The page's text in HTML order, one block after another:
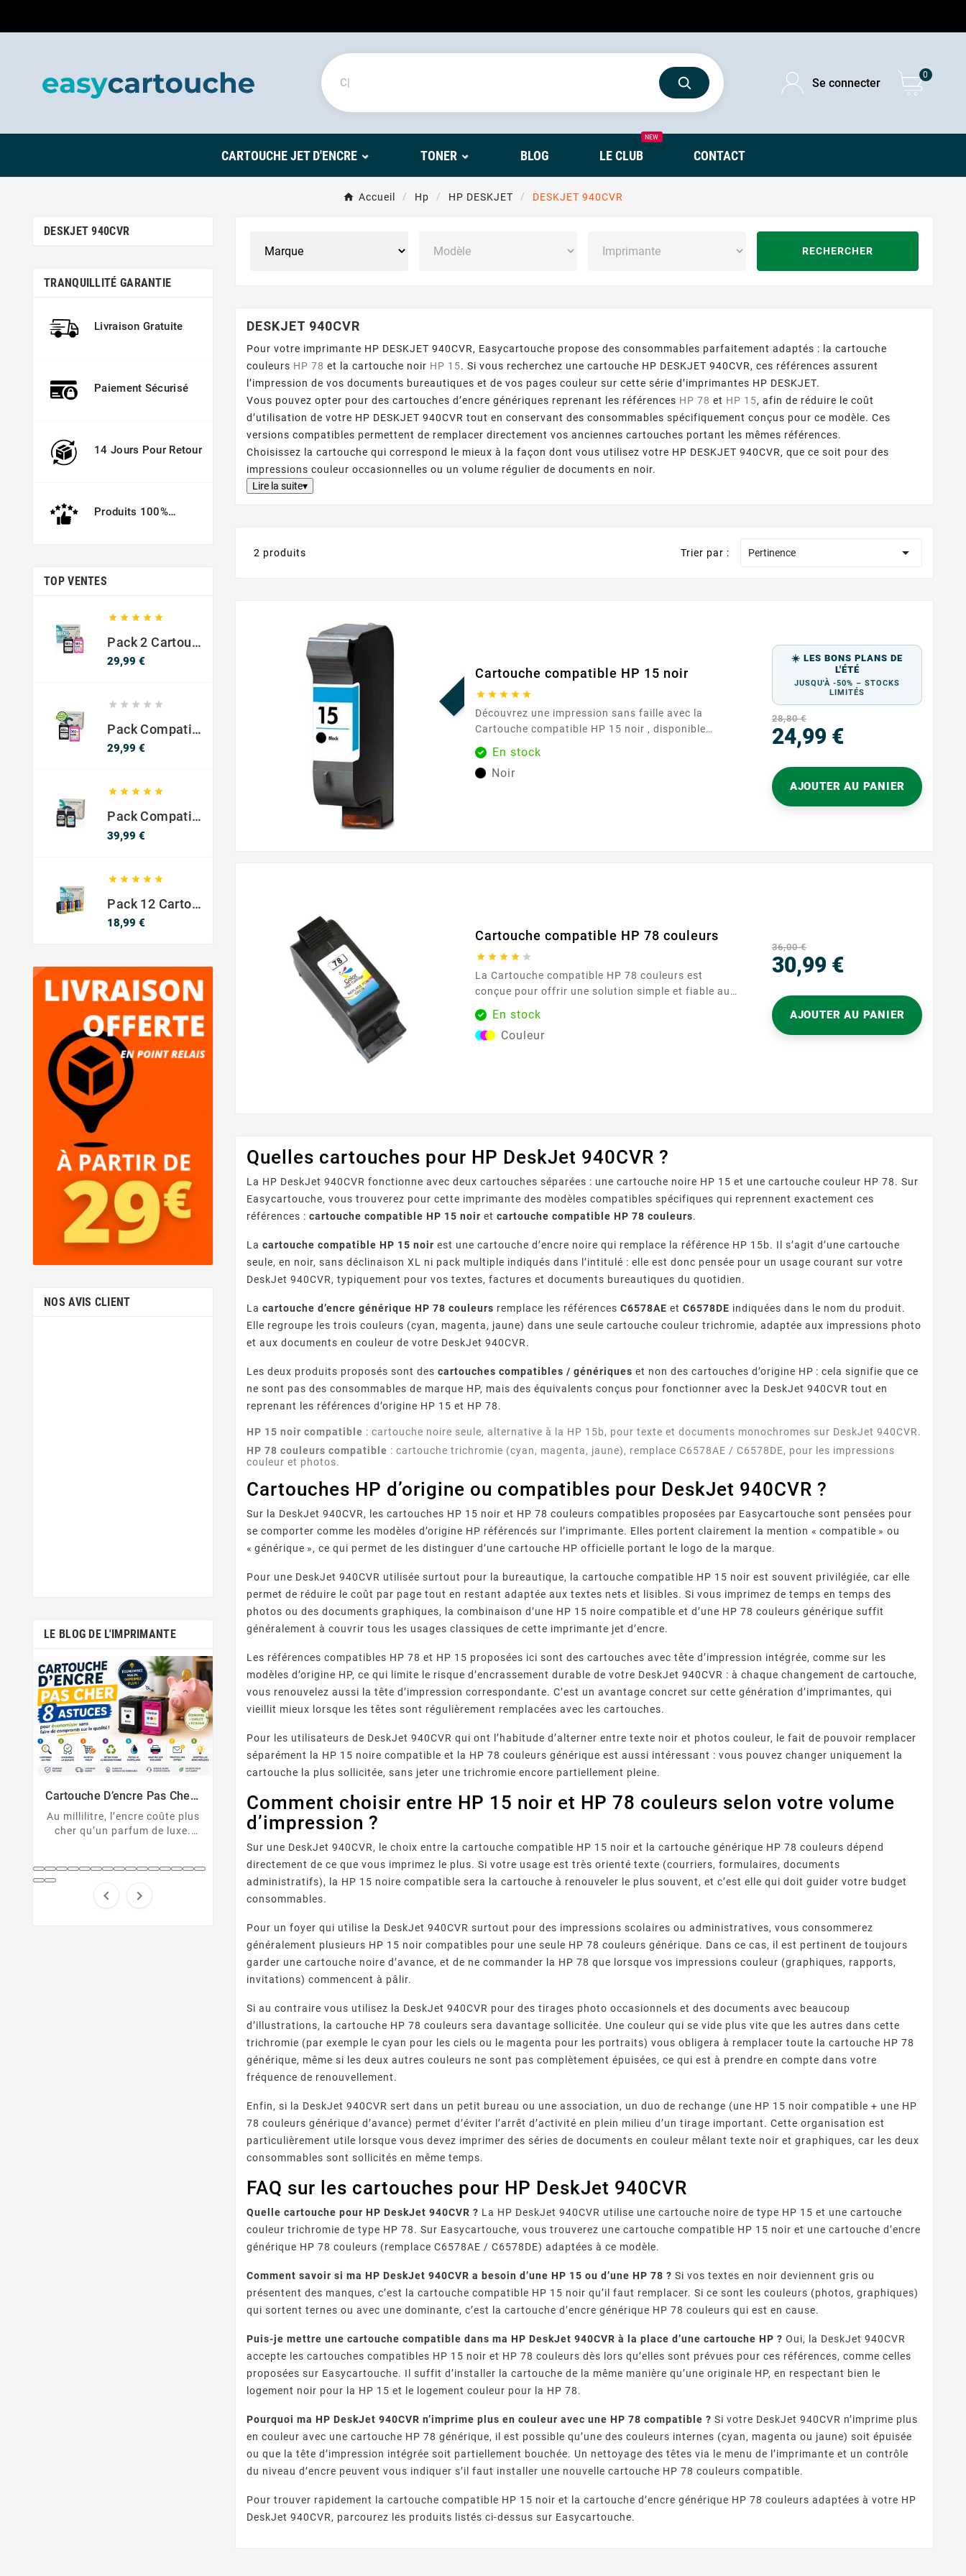
Se connecter
0
CARTOUCHE JET D'ENCRE TONER BLOG LE CLUB
NEW
CONTACT
Accueil Hp HP DESKJET DESKJET 940CVR
DESKJET 940CVR
TRANQUILLITÉ GARANTIE
Livraison Gratuite
Paiement Sécurisé
14 Jours Pour Retour
Produits 100%
TOP VENTES
    
Pack 2 Cartouches Compatible Avec HP 301 XL Noir Et Couleur
29,99 €
    
Pack Compatible Avec HP 302 XL Noir Et Couleur - SANS NIVEAU ENCRE
29,99 €
    
Pack Compatible Canon PG-540 XL / CL-541 XL – Noir & Couleur – Haute Capacité
39,99 €
    
Pack 12 Cartouches Compatible EPSON 603XL
18,99 €
NOS AVIS CLIENT
LE BLOG DE L'IMPRIMANTE
Comment Désactiver La Puce
Cartouche HP non reconnue ?
désactiver la protection des
cartouches HP et contourner
Messages D’erreur Fréquents
Sur Imprimante Canon :
Solutions Et Dépannage
cartouche non reconnue…
Décryptez les messages
d'erreur de votre imprimante
Canon et résolvez chaque
code pas à pas.
Imprimante Epson : Que
Faire Face Au Message «
Cartouche Non Reconnue » ?
affiche « cartouche non
piège des mises à jour
firmware et ...
Quels Fournisseurs
Garantissent Une Qualité
D’impression Optimale Avec
Leurs Cartouches
fournisseur de cartouches
normes ISO/STMC, avis
vérifiés et stock ...
Cartouches D’encre
Compatibles ?
cartouches compatibles
premium, certifications,
garanties 1 à 2 ans et ...
 
RECHERCHER
DESKJET 940CVR
Pour votre imprimante HP DESKJET 940CVR, Easycartouche propose des consommables parfaitement adaptés : la cartouche
couleurs HP 78 et la cartouche noir HP 15. Si vous recherchez une cartouche HP DESKJET 940CVR, ces références assurent
l’impression de vos documents bureautiques et de vos pages couleur sur cette série d’imprimantes HP DESKJET.
Vous pouvez opter pour des cartouches d’encre génériques reprenant les références HP 78 et HP 15, afin de réduire le coût
d’utilisation de votre HP DESKJET 940CVR tout en conservant des consommables spécifiquement conçus pour ce modèle. Ces
versions compatibles permettent de remplacer directement vos anciennes cartouches portant les mêmes références.
Choisissez la cartouche qui correspond le mieux à la façon dont vous utilisez votre HP DESKJET 940CVR, que ce soit pour des
impressions couleur occasionnelles ou un volume régulier de documents en noir.
Lire la suite▾
2 produits Trier par : Pertinence 
PROMO !
Cartouche compatible HP 15 noir
    
Découvrez une impression sans faille avec la
Cartouche compatible HP 15 noir , disponible
exclusivement chez Easycartouche. Cette
cartouche d'encre de haute qualité est conçue pour
répondre à vos besoins d'impression quotidiens,
En stock
Noir
☀️ LES BONS PLANS DE
L'ÉTÉ
JUSQU'À -50% – STOCKS
LIMITÉS
28,80 €
24,99 €
AJOUTER AU PANIER
Cartouche compatible HP 78 couleurs
    
La Cartouche compatible HP 78 couleurs est
conçue pour offrir une solution simple et fiable aux
utilisateurs d’imprimantes utilisant la référence HP
78 . Facile à installer, elle s’insère en quelques
gestes et permet de reprendre l’impression sans
En stock
Couleur
36,00 €
30,99 €
AJOUTER AU PANIER
Quelles cartouches pour HP DeskJet 940CVR ?
La HP DeskJet 940CVR fonctionne avec deux cartouches séparées : une cartouche noire HP 15 et une cartouche couleur HP 78. Sur
Easycartouche, vous trouverez pour cette imprimante des modèles compatibles spécifiques qui reprennent exactement ces
références :cartouche compatible HP 15 noir etcartouche compatible HP 78 couleurs.
Lacartouche compatible HP 15 noir est une cartouche d’encre noire qui remplace la référence HP 15b. Il s’agit d’une cartouche
seule, en noir, sans déclinaison XL ni pack multiple indiqués dans l’intitulé : elle est donc pensée pour un usage courant sur votre
DeskJet 940CVR, typiquement pour vos textes, factures et documents bureautiques du quotidien.
Lacartouche d’encre générique HP 78 couleurs remplace les référencesC6578AE etC6578DE indiquées dans le nom du produit.
Elle regroupe les trois couleurs (cyan, magenta, jaune) dans une seule cartouche couleur trichromie, adaptée aux impressions photo
et aux documents en couleur de votre DeskJet 940CVR.
Les deux produits proposés sont descartouches compatibles / génériques et non des cartouches d’origine HP : cela signifie que ce
ne sont pas des consommables de marque HP, mais des équivalents conçus pour fonctionner avec la DeskJet 940CVR tout en
reprenant les références d’origine HP 15 et HP 78.
HP 15 noir compatible : cartouche noire seule, alternative à la HP 15b, pour texte et documents monochromes sur DeskJet 940CVR.
HP 78 couleurs compatible : cartouche trichromie (cyan, magenta, jaune), remplace C6578AE / C6578DE, pour les impressions
couleur et photos.
Cartouches HP d’origine ou compatibles pour DeskJet 940CVR ?
Sur la DeskJet 940CVR, les cartouches HP 15 noir et HP 78 couleurs compatibles proposées par Easycartouche sont pensées pour
se comporter comme les modèles d’origine HP référencés sur l’imprimante. Elles portent clairement la mention « compatible » ou
« générique », ce qui permet de les distinguer d’une cartouche HP officielle portant le logo de la marque.
Pour une DeskJet 940CVR utilisée surtout pour la bureautique, la cartouche compatible HP 15 noir est souvent privilégiée, car elle
permet de réduire le coût par page tout en restant adaptée aux textes nets et lisibles. Si vous imprimez de temps en temps des
photos ou des documents graphiques, la combinaison d’une HP 15 noire compatible et d’une HP 78 couleurs générique suffit
généralement à couvrir tous les usages classiques de cette imprimante jet d’encre.
Les références compatibles HP 78 et HP 15 proposées ici sont des cartouches avec tête d’impression intégrée, comme sur les
modèles d’origine HP, ce qui limite le risque d’encrassement durable de votre DeskJet 940CVR : à chaque changement de cartouche,
vous renouvelez aussi la tête d’impression correspondante. C’est un avantage concret sur cette génération d’imprimantes, qui
vieillit mieux lorsque les têtes sont régulièrement remplacées avec les cartouches.
Pour les utilisateurs de DeskJet 940CVR qui ont l’habitude d’alterner entre texte noir et photos couleur, le fait de pouvoir remplacer
séparément la HP 15 noire compatible et la HP 78 couleurs générique est aussi intéressant : vous pouvez changer uniquement la
cartouche la plus sollicitée, sans jeter une trichromie encore partiellement pleine.
Comment choisir entre HP 15 noir et HP 78 couleurs selon votre volume
d’impression ?
Sur une DeskJet 940CVR, le choix entre la cartouche compatible HP 15 noir et la cartouche générique HP 78 couleurs dépend
directement de ce que vous imprimez le plus. Si votre usage est très orienté texte (courriers, formulaires, documents
administratifs), la HP 15 noire compatible sera la cartouche à renouveler le plus souvent, et c’est elle qui doit guider votre budget
consommables.
Pour un foyer qui utilise la DeskJet 940CVR surtout pour des impressions scolaires ou administratives, vous consommerez
généralement plusieurs HP 15 noir compatibles pour une seule HP 78 couleurs générique. Dans ce cas, il est pertinent de toujours
garder une cartouche noire d’avance, et de ne commander la HP 78 que lorsque vos impressions couleur (graphiques, rapports,
invitations) commencent à pâlir.
Si au contraire vous utilisez la DeskJet 940CVR pour des tirages photo occasionnels et des documents avec beaucoup
d’illustrations, la cartouche HP 78 couleurs sera davantage sollicitée. Une couleur qui se vide plus vite que les autres dans cette
trichromie (par exemple le cyan pour les ciels ou le magenta pour les portraits) vous obligera à remplacer toute la cartouche HP 78
générique, même si les deux autres couleurs ne sont pas complètement épuisées, ce qui est à prendre en compte dans votre
fréquence de renouvellement.
Enfin, si la DeskJet 940CVR sert dans un petit bureau ou une association, un duo de rechange (une HP 15 noir compatible + une HP
78 couleurs générique d’avance) permet d’éviter l’arrêt d’activité en plein milieu d’un tirage important. Cette organisation est
particulièrement utile lorsque vous devez imprimer des séries de documents en couleur mêlant texte noir et graphiques, car les deux
consommables sont sollicités en même temps.
FAQ sur les cartouches pour HP DeskJet 940CVR
Quelle cartouche pour HP DeskJet 940CVR ? La HP DeskJet 940CVR utilise une cartouche noire de type HP 15 et une cartouche
couleur trichromie de type HP 78. Sur Easycartouche, vous trouverez une cartouche compatible HP 15 noir et une cartouche d’encre
générique HP 78 couleurs (remplace C6578AE / C6578DE) adaptées à ce modèle.
Comment savoir si ma HP DeskJet 940CVR a besoin d’une HP 15 ou d’une HP 78 ? Si vos textes en noir deviennent gris ou
présentent des manques, c’est la cartouche compatible HP 15 noir qu’il faut remplacer. Si ce sont les couleurs (photos, graphiques)
qui sortent ternes ou avec une dominante, c’est la cartouche d’encre générique HP 78 couleurs qui est en cause.
Puis-je mettre une cartouche compatible dans ma HP DeskJet 940CVR à la place d’une cartouche HP ? Oui, la DeskJet 940CVR
accepte les cartouches compatibles HP 15 noir et HP 78 couleurs dès lors qu’elles sont prévues pour ces références, comme celles
proposées sur Easycartouche. Il suffit d’installer la cartouche de la même manière qu’une originale HP, en respectant bien le
logement noir pour la HP 15 et le logement couleur pour la HP 78.
Pourquoi ma HP DeskJet 940CVR n’imprime plus en couleur avec une HP 78 compatible ? Si votre DeskJet 940CVR n’imprime plus
en couleur avec une cartouche HP 78 générique, il est possible qu’une des couleurs internes (cyan, magenta ou jaune) soit épuisée
ou que la tête d’impression intégrée soit partiellement bouchée. Un nettoyage des têtes via le menu de l’imprimante et un contrôle
du niveau d’encre peuvent vous indiquer s’il faut installer une nouvelle cartouche HP 78 couleurs compatible.
Pour trouver rapidement la cartouche compatible HP 15 noir et la cartouche d’encre générique HP 78 couleurs adaptées à votre HP
DeskJet 940CVR, parcourez les produits listés ci-dessus sur Easycartouche.